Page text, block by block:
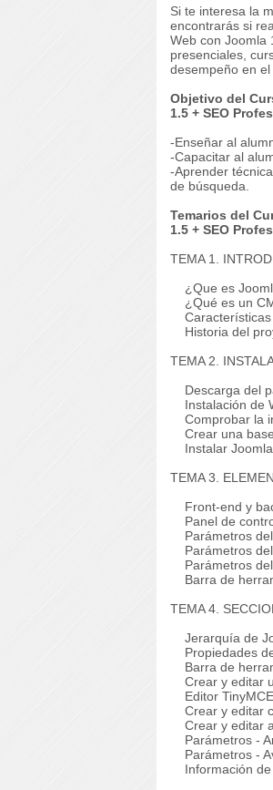
Si te interesa la
encontrarás si
Web con Joomla
presenciales,
desempeño en
Objetivo del
1.5 + SEO
-Enseñar al
-Capacitar al
-Aprender
de búsqueda.
Temarios del
1.5 + SEO
TEMA 1.
¿Que es
¿Qué es un
Características
Historia del
TEMA 2.
Descarga del
Instalación de
Comprobar la
Crear una
Instalar
TEMA 3.
Front-end y
Panel de
Parámetros
Parámetros del
Parámetros
Barra de
TEMA 4.
Jerarquía de
Propiedades
Barra de
Crear y editar
Editor TinyMCE
Crear y editar
Crear y editar
Parámetros -
Parámetros -
Información de